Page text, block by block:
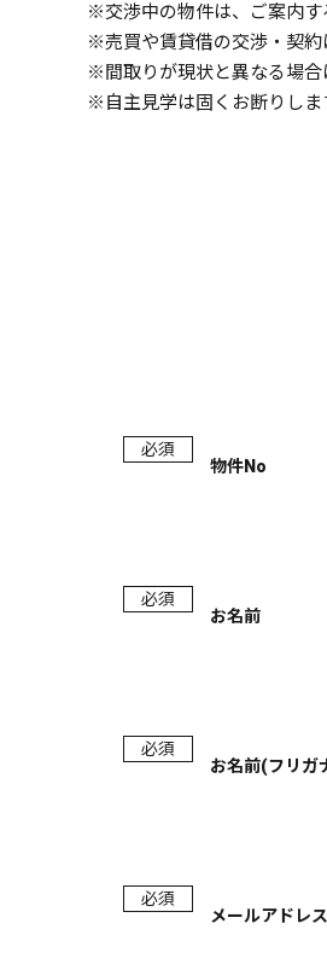
※交渉中の物件は、ご案内す
※売買や賃貸借の交渉・契約
※間取りが現状と異なる場合
※自主見学は固くお断りしま
必須
物件No
必須
お名前
必須
お名前(フリガ
必須
メールアドレス